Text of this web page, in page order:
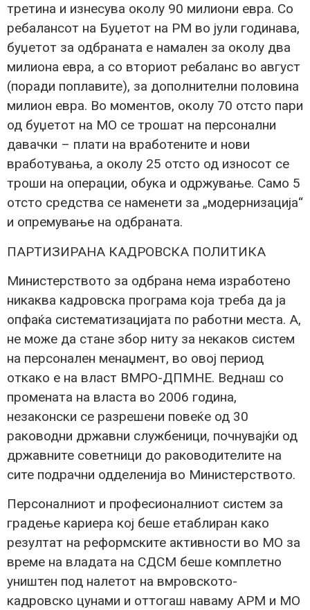
третина и изнесува околу 90 милиони евра. Со
ребалансот на Буџетот на РМ во јули годинава,
буџетот за одбраната е намален за околу два
милиона евра, а со вториот ребаланс во август
(поради поплавите), за дополнителни половина
милион евра. Во моментов, околу 70 отсто пари
од буџетот на МО се трошат на персонални
давачки – плати на вработените и нови
вработувања, а околу 25 отсто од износот се
троши на операции, обука и одржување. Само 5
отсто средства се наменети за „модернизација“
и опремување на одбраната.
ПАРТИЗИРАНА КАДРОВСКА ПОЛИТИКА
Министерството за одбрана нема изработено
никаква кадровска програма која треба да ја
опфаќа систематизацијата по работни места. А,
не може да стане збор ниту за некаков систем
на персонален менаџмент, во овој период
откако е на власт ВМРО-ДПМНЕ. Веднаш со
промената на власта во 2006 година,
незаконски се разрешени повеќе од 30
раководни државни службеници, почнувајќи од
државните советници до раководителите на
сите подрачни одделенија во Министерството.
Персоналниот и професионалниот систем за
градење кариера кој беше етаблиран како
резултат на реформските активности во МО за
време на владата на СДСМ беше комплетно
уништен под налетот на вмровското-
кадровско цунами и оттогаш наваму АРМ и МО